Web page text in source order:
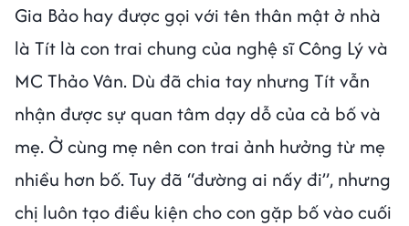
Gia Bảo hay được gọi với tên thân mật ở nhà
là Tít là con trai chung của nghệ sĩ Công Lý và
MC Thảo Vân. Dù đã chia tay nhưng Tít vẫn
nhận được sự quan tâm dạy dỗ của cả bố và
mẹ. Ở cùng mẹ nên con trai ảnh hưởng từ mẹ
nhiều hơn bố. Tuy đã “đường ai nấy đi”, nhưng
chị luôn tạo điều kiện cho con gặp bố vào cuối